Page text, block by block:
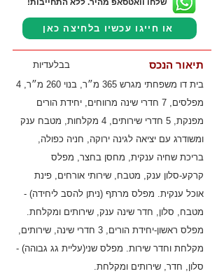
שלחו וואטסאפ מהיר. ללא התחייבות!
או חייגו עכשיו בלחיצה כאן
בבלעדיות תיאור הנכס
בית דו משפחתי מגרש 365 מ״ר, בנוי 260 מ״ר, 4
מפלסים, 7 חדרי שינה מרווחים, יחידת הורים
מפנקת, 5 חדרי שירותים, 4 מקלחות, מטבח ענק
ומשודרג עם יציאה לגינה ירוקה, חניה כפולה,
בריכת שחיה ענקית, מחסן בחצר, מפלס
קרקע-סלון ענק, מטבח, שירותי אורחים, פינת
אוכל ענקית. מפלס מרתף (ניתן להסב ליחידה) -
מטבח, סלון, חדר שינה ענק, שירותים ומקלחת.
מפלס ראשון-יחידת הורים, 3 חדרי שינה, שירותים,
מקלחת וחדר שירות. מפלס שני(עליית גג גבוהה) -
סלון, חדר, שירותים ומקלחת.